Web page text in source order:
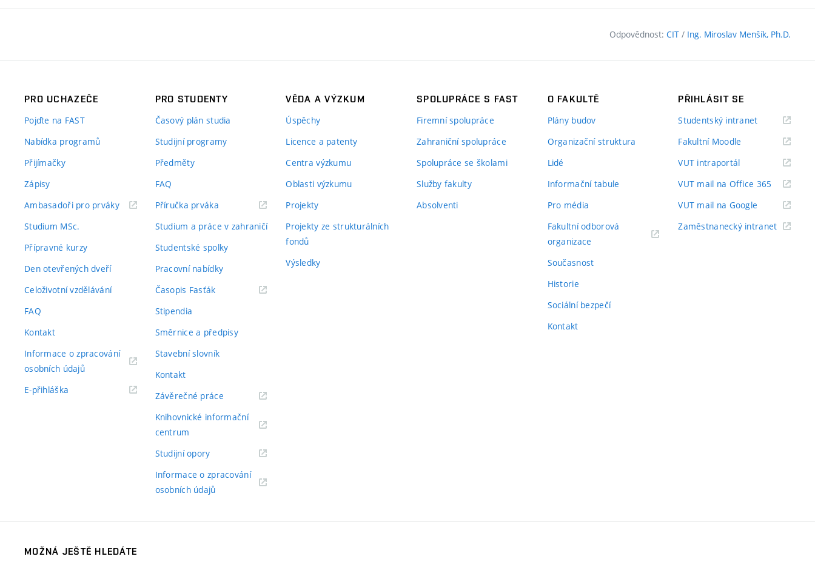
Odpovědnost: CIT / Ing. Miroslav Menšík, Ph.D.
PRO UCHAZEČE
Pojďte na FAST
Nabídka programů
Přijímačky
Zápisy
Ambasadoři pro prváky(externí
Studium MSc.
Přípravné kurzy
Den otevřených dveří
Celoživotní vzdělávání
FAQ
Kontakt
Informace o zpracování
osobních údajů(externí
E-přihláška
PRO STUDENTY
Časový plán studia
Studijní programy
Předměty
FAQ
Příručka prváka(externí
Studium a práce v zahraničí
Studentské spolky
Pracovní nabídky
Časopis Fasťák(externí
Stipendia
Směrnice a předpisy
Stavební slovník
Kontakt
Závěrečné práce(externí
Knihovnické informační
centrum
Studijní opory(externí
Informace o zpracování
osobních údajů(externí
VĚDA A VÝZKUM
Úspěchy
Licence a patenty
Centra výzkumu
Oblasti výzkumu
Projekty
Projekty ze strukturálních
fondů
Výsledky
SPOLUPRÁCE S FAST
Firemní spolupráce
Zahraniční spolupráce
Spolupráce se školami
Služby fakulty
Absolventi
O FAKULTĚ
Plány budov
Organizační struktura
Lidé
Informační tabule
Pro média
Fakultní odborová
organizace
Současnost
Historie
Sociální bezpečí
Kontakt
PŘIHLÁSIT SE
Studentský intranet(externí
Fakultní Moodle
VUT intraportál(externí
VUT mail na Office 365 (externí
odkaz)
VUT mail na Google (externí
Zaměstnanecký intranet(externí
MOŽNÁ JEŠTĚ HLEDÁTE